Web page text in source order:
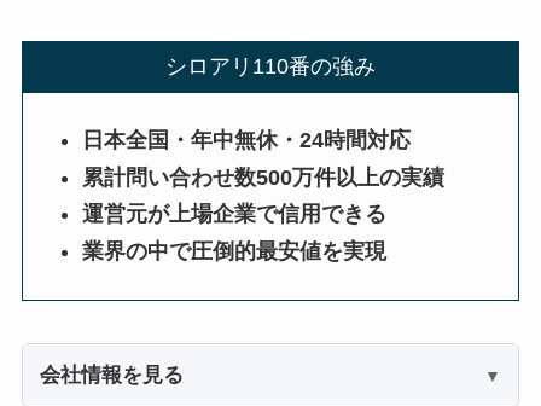
シロアリ110番の強み
日本全国・年中無休・24時間対応
累計問い合わせ数500万件以上の実績
運営元が上場企業で信用できる
業界の中で圧倒的最安値を実現
会社情報を見る